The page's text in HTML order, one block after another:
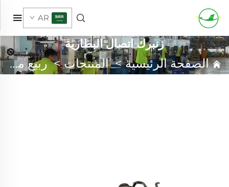
AR
زنبرك اتصال البطارية
الصفحة الرئيسية>المنتجات>ربيع مخصص